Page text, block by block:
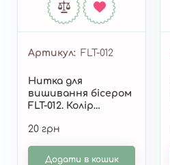
Артикул FLT-012
Нитка для
вишивання бісером
FLT-012. Колір
20 грн
Додати в кошик